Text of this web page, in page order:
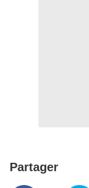
Partager